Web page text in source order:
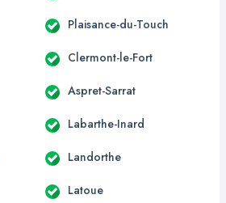
Plaisance-du-Touch
Clermont-le-Fort
Aspret-Sarrat
Labarthe-Inard
Landorthe
Latoue